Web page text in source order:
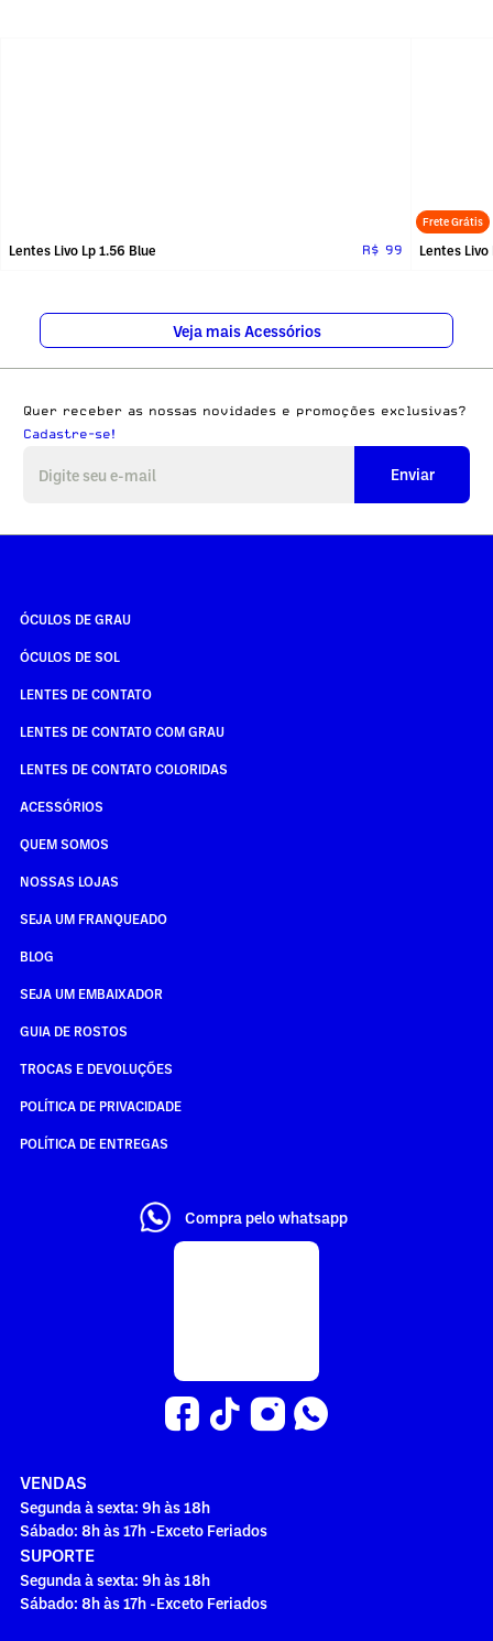
Lentes Livo Lp 1.56 Blue R$ 99
Frete Grátis
Lentes
Veja mais Acessórios
Quer receber as nossas novidades e promoções exclusivas?
Cadastre-se!
Enviar
ÓCULOS DE GRAU
ÓCULOS DE SOL
LENTES DE CONTATO
LENTES DE CONTATO COM GRAU
LENTES DE CONTATO COLORIDAS
ACESSÓRIOS
QUEM SOMOS
NOSSAS LOJAS
SEJA UM FRANQUEADO
BLOG
SEJA UM EMBAIXADOR
GUIA DE ROSTOS
TROCAS E DEVOLUÇÕES
POLÍTICA DE PRIVACIDADE
POLÍTICA DE ENTREGAS
Compra pelo whatsapp
VENDAS
Segunda à sexta: 9h às 18h
Sábado: 8h às 17h -Exceto Feriados
SUPORTE
Segunda à sexta: 9h às 18h
Sábado: 8h às 17h -Exceto Feriados